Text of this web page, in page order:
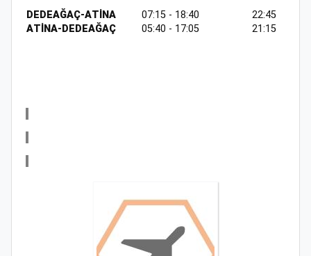
DEDEAĞAÇ-ΑTİΝΑ 07:15 - 18:40
22:45
ΑTİΝΑ-DEDEAĞAÇ
05:40 - 17:05 21:15